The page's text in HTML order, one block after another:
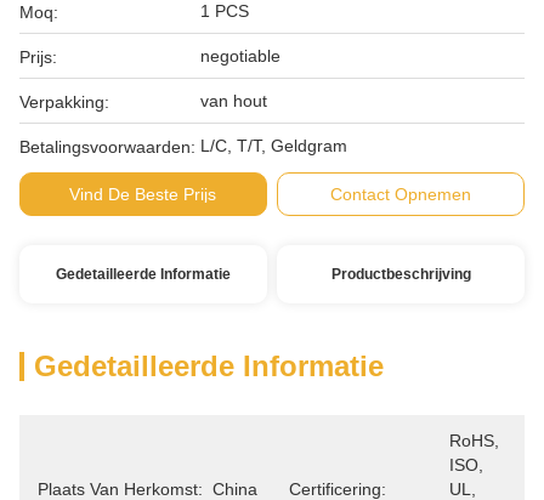
Moq: 1 PCS
Prijs: negotiable
Verpakking: van hout
Betalingsvoorwaarden: L/C, T/T, Geldgram
Vind De Beste Prijs Contact Opnemen
Gedetailleerde Informatie Productbeschrijving
Gedetailleerde Informatie
Plaats Van Herkomst: China Certificering:
RoHS,
ISO,
UL,